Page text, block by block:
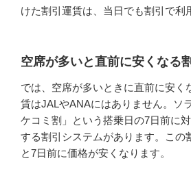
けた割引運賃は、当日でも割引で利
空席が多いと直前に安くなる
では、空席が多いときに直前に安く
賃はJALやANAにはありません。ソ
ケコミ割」という搭乗日の7日前に
する割引システムがあります。この
と7日前に価格が安くなります。